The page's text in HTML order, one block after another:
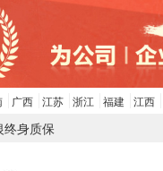
广西 江苏 浙江 福建 江西
终身质保